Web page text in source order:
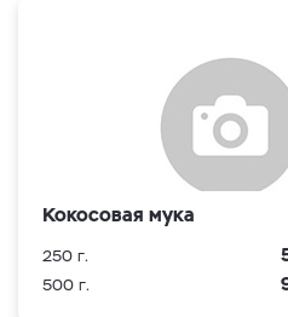
Кокосовая мука
250 г.
500 г.